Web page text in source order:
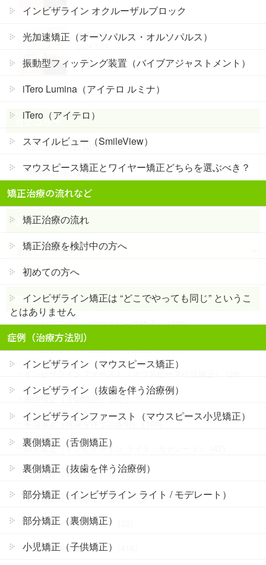
夏季休暇のお知らせ
カテゴリー
当院からのお知らせ
休診のお知らせ
アーカイブ
症例のカテゴリー
インビザライン（マウスピース矯正） (406)
インビザライン（抜歯を伴う治療例） (85)
裏側矯正（舌側矯正） (201)
裏側矯正（抜歯を伴う治療例） (108)
部分矯正（インビザライン ライト / モデレート） (47)
部分矯正（裏側矯正） (55)
小児矯正（子供矯正） (79)
プレオルソ（予防矯正） (22)
非抜歯（歯を抜かない） (416)
インビザライン オクルーザルブロック
光加速矯正（オーソパルス・オルソパルス）
振動型フィッテング装置（バイブアジャストメント）
iTero Lumina（アイテロ ルミナ）
iTero（アイテロ）
スマイルビュー（SmileView）
マウスピース矯正とワイヤー矯正どちらを選ぶべき？
矯正治療の流れなど
矯正治療の流れ
矯正治療を検討中の方へ
初めての方へ
インビザライン矯正は “どこでやっても同じ” というこ
とはありません
症例（治療方法別）
インビザライン（マウスピース矯正）
インビザライン（抜歯を伴う治療例）
インビザラインファースト（マウスピース小児矯正）
裏側矯正（舌側矯正）
裏側矯正（抜歯を伴う治療例）
部分矯正（インビザライン ライト / モデレート）
部分矯正（裏側矯正）
小児矯正（子供矯正）